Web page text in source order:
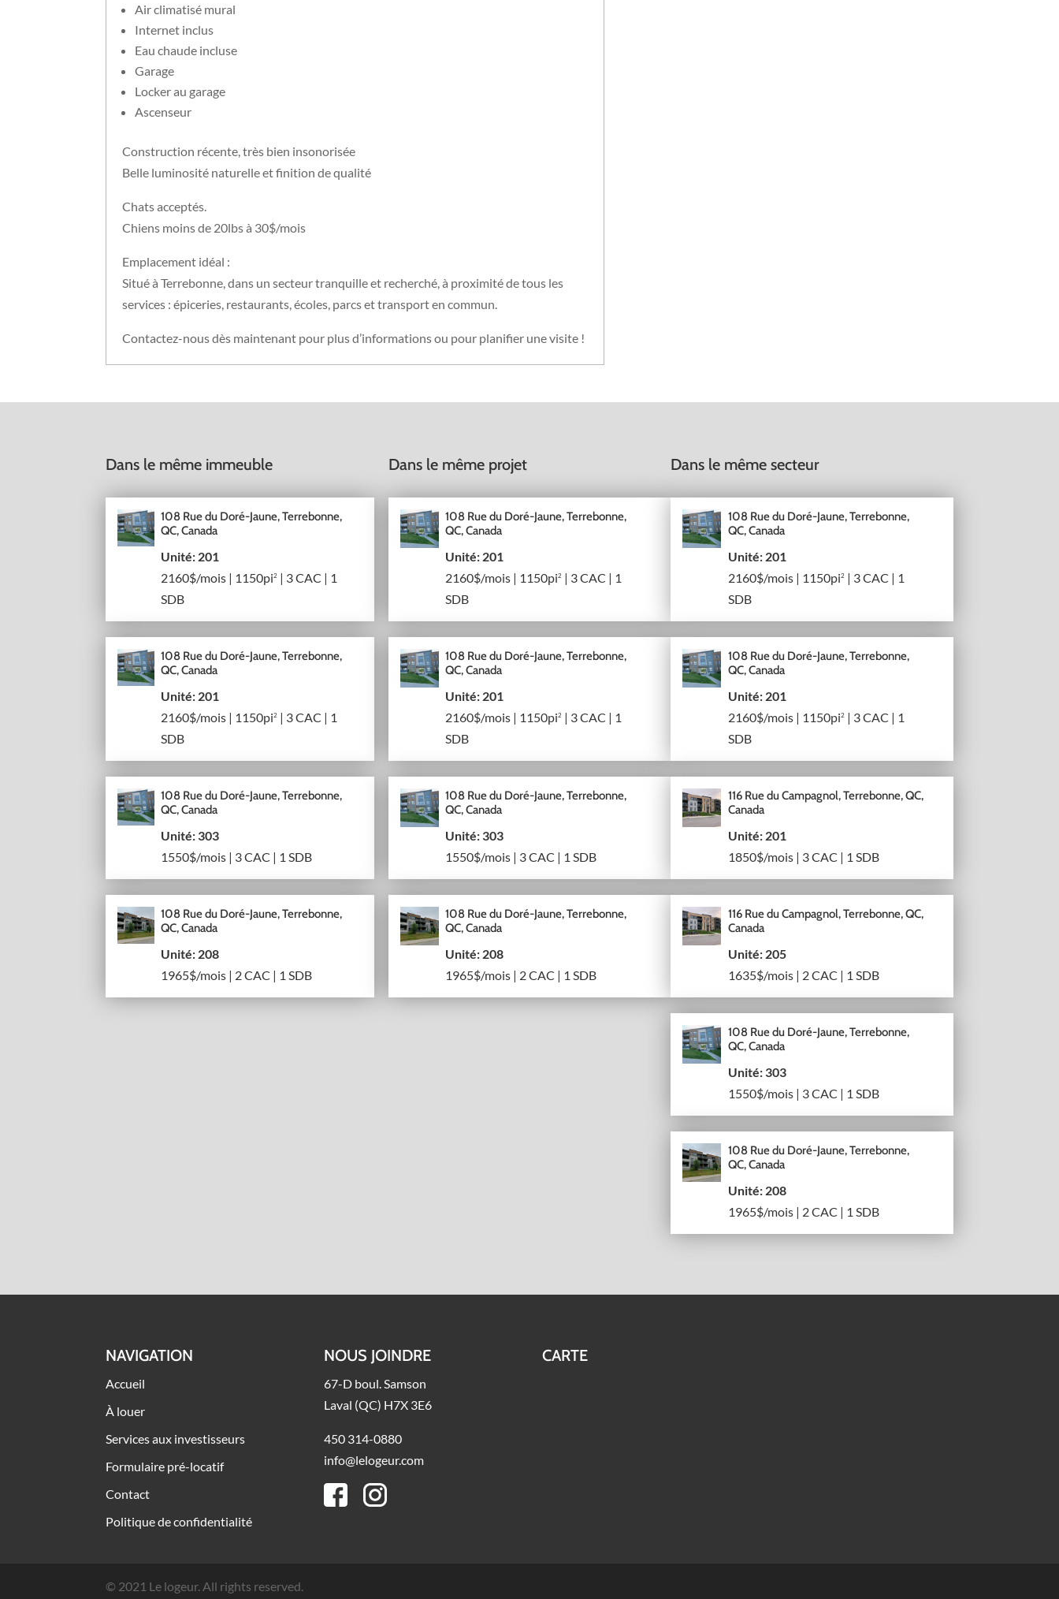
Air climatisé mural
Internet inclus
Eau chaude incluse
Garage
Locker au garage
Ascenseur
Construction récente, très bien insonorisée
Belle luminosité naturelle et finition de qualité
Chats acceptés.
Chiens moins de 20lbs à 30$/mois
Emplacement idéal :
Situé à Terrebonne, dans un secteur tranquille et recherché, à proximité de tous les
services : épiceries, restaurants, écoles, parcs et transport en commun.
Contactez-nous dès maintenant pour plus d’informations ou pour planifier une visite !
Dans le même immeuble
108 Rue du Doré-Jaune, Terrebonne,
QC, Canada
Unité: 201
2160$/mois | 1150pi2| 3 CAC | 1
SDB
108 Rue du Doré-Jaune, Terrebonne,
QC, Canada
Unité: 201
2160$/mois | 1150pi2| 3 CAC | 1
SDB
108 Rue du Doré-Jaune, Terrebonne,
QC, Canada
Unité: 303
1550$/mois | 3 CAC | 1 SDB
108 Rue du Doré-Jaune, Terrebonne,
QC, Canada
Unité: 208
1965$/mois | 2 CAC | 1 SDB
Dans le même projet
108 Rue du Doré-Jaune, Terrebonne,
QC, Canada
Unité: 201
2160$/mois | 1150pi2 | 3 CAC | 1
SDB
108 Rue du Doré-Jaune, Terrebonne,
QC, Canada
Unité: 201
2160$/mois | 1150pi2 | 3 CAC | 1
SDB
108 Rue du Doré-Jaune, Terrebonne,
QC, Canada
Unité: 303
1550$/mois | 3 CAC | 1 SDB
108 Rue du Doré-Jaune, Terrebonne,
QC, Canada
Unité: 208
1965$/mois | 2 CAC | 1 SDB
Dans le même secteur
108 Rue du Doré-Jaune, Terrebonne,
QC, Canada
Unité: 201
2160$/mois | 1150pi2| 3 CAC | 1
SDB
108 Rue du Doré-Jaune, Terrebonne,
QC, Canada
Unité: 201
2160$/mois | 1150pi2| 3 CAC | 1
SDB
116 Rue du Campagnol, Terrebonne, QC,
Canada
Unité: 201
1850$/mois | 3 CAC | 1 SDB
116 Rue du Campagnol, Terrebonne, QC,
Canada
Unité: 205
1635$/mois | 2 CAC | 1 SDB
108 Rue du Doré-Jaune, Terrebonne,
QC, Canada
Unité: 303
1550$/mois | 3 CAC | 1 SDB
108 Rue du Doré-Jaune, Terrebonne,
QC, Canada
Unité: 208
1965$/mois | 2 CAC | 1 SDB
NAVIGATION
Accueil
À louer
Services aux investisseurs
Formulaire pré-locatif
Contact
Politique de confidentialité
NOUS JOINDRE
67-D boul. Samson
Laval (QC) H7X 3E6
450 314-0880
info@lelogeur.com
CARTE
© 2021 Le logeur. All rights reserved.